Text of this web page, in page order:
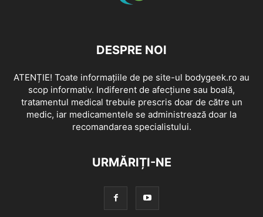
DESPRE NOI
ATENȚIE! Toate informațiile de pe site-ul bodygeek.ro au
scop informativ. Indiferent de afecțiune sau boală,
tratamentul medical trebuie prescris doar de către un
medic, iar medicamentele se administrează doar la
recomandarea specialistului.
URMĂRIȚI-NE